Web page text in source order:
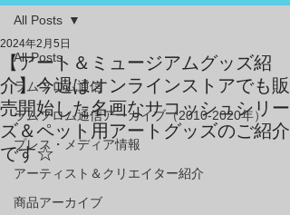
All Posts
ラムフロム通信
ラムフロム通信アーカイブ（2010-2020年）
プレス・メディア情報
アーティスト＆クリエイター紹介
商品アーカイブ
All Posts
【アート＆ミュージアムグッズ紹
介】今週はオンラインストアでも販
売開始した名画なサコッシュシリー
ズ＆ペット用アートグッズのご紹介
です☆
2024年2月5日